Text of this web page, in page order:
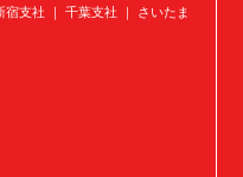
支社 ｜ 千葉支社 ｜ さいたま